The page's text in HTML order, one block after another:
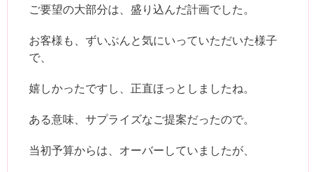
ご要望の大部分は、盛り込んだ計画でした。
お客様も、ずいぶんと気にいっていただいた様子
で、
嬉しかったですし、正直ほっとしましたね。
ある意味、サプライズなご提案だったので。
当初予算からは、オーバーしていましたが、